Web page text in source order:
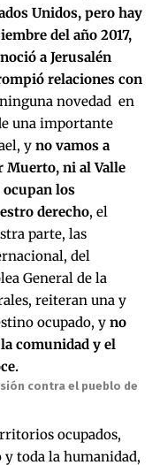
Unidos, pero hay
del año 2017,
a Jerusalén
relaciones con
novedad en
una importante
y no vamos a
Muerto, ni al Valle
los
derecho, el
parte, las
del
General de la
reiteran una y
ocupado, y no
comunidad y el
contra el pueblo de
ocupados,
y toda la humanidad,